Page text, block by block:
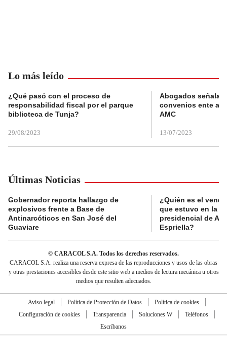
Lo más leído
¿Qué pasó con el proceso de
responsabilidad fiscal por el parque
biblioteca de Tunja?
29/08/2023
Abogados
convenios ente
AMC
13/07/2023
Últimas Noticias
Gobernador reporta hallazgo de
explosivos frente a Base de
Antinarcóticos en San José del
Guaviare
¿Quién es el
que estuvo en la
presidencial de
Espriella?
© CARACOL S.A. Todos los derechos reservados.
CARACOL S.A. realiza una reserva expresa de las reproducciones y usos de las obras
y otras prestaciones accesibles desde este sitio web a medios de lectura mecánica u otros
medios que resulten adecuados.
Aviso legal Política de Protección de Datos
Política de cookies
Configuración de cookies
Transparencia Soluciones W
Teléfonos
Escríbanos